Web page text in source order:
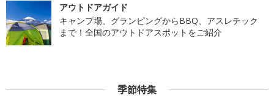
アウトドアガイド
キャンプ場、グランピングからBBQ、アスレチック
まで！全国のアウトドアスポットをご紹介
季節特集